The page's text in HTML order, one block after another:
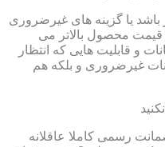
یا گزینه های غیرضروری
محصول بالاتر می
و قابلیت هایی که انتظار
غیرضروری و بلکه هم
رسمی کاملا عاقلانه